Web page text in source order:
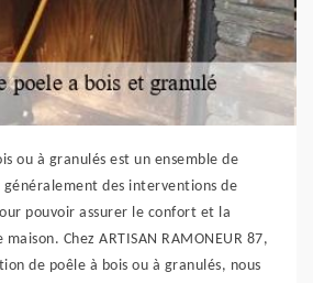
ou à granulés est un ensemble de
généralement des interventions de
pouvoir assurer le confort et la
Chez ARTISAN RAMONEUR 87,
de poêle à bois ou à granulés, nous